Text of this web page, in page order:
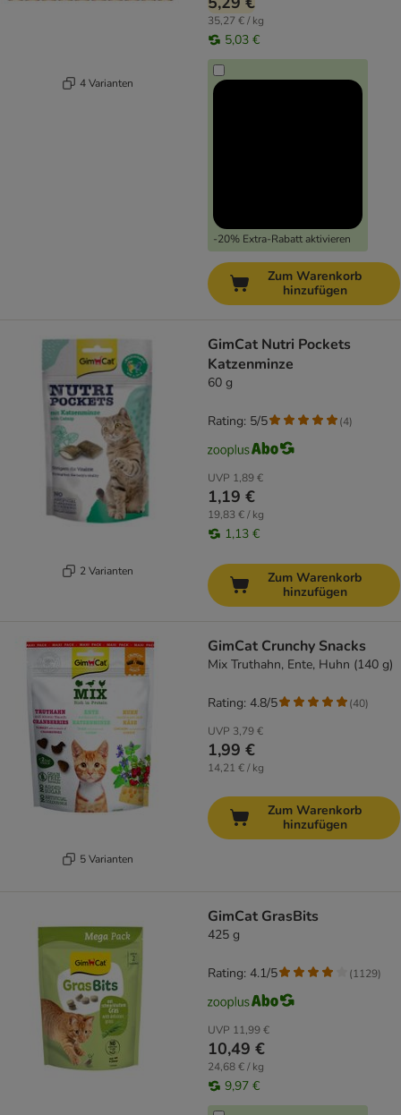
4 Varianten
35,27 € / kg
5,03 €
-20% Extra-Rabatt aktivieren
Zum Warenkorb
hinzufügen
2 Varianten
GimCat Nutri Pockets
Katzenminze
60 g
UVP 1,89 €
1,19 €
19,83 € / kg
1,13 €
Rating: 5/5 (4)
Zum Warenkorb
hinzufügen
5 Varianten
GimCat Crunchy Snacks
Mix Truthahn, Ente, Huhn (140 g)
UVP 3,79 €
1,99 €
14,21 € / kg
Rating: 4.8/5 (40)
Zum Warenkorb
hinzufügen
GimCat GrasBits
425 g
UVP 11,99 €
10,49 €
24,68 € / kg
9,97 €
Rating: 4.1/5 (1129)